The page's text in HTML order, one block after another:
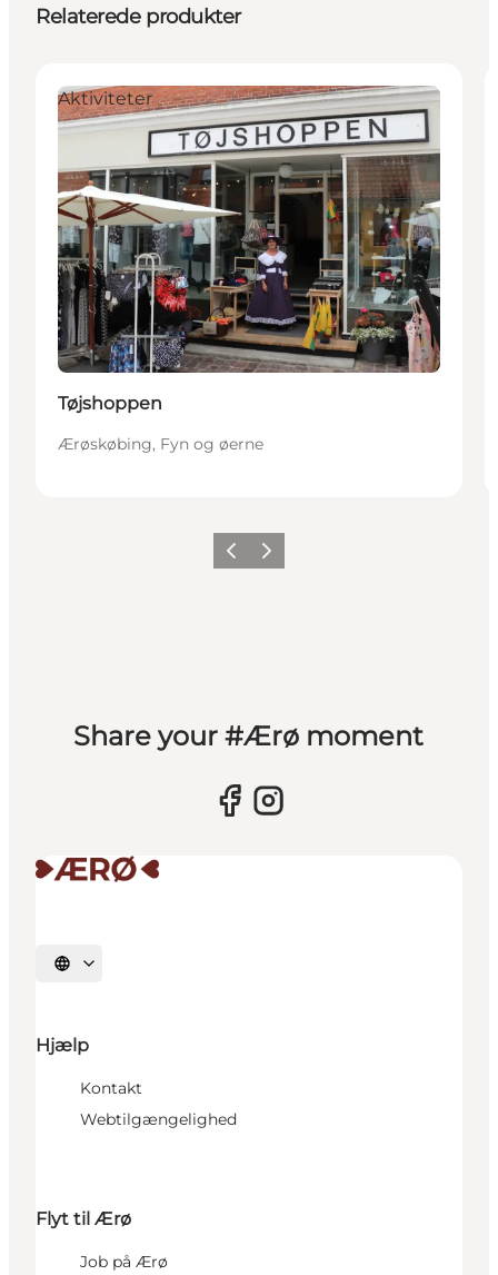
Relaterede produkter
Aktiviteter
Tøjshoppen
Ærøskøbing, Fyn og øerne
ForrigeNæste
Share your #Ærø moment
Vælg sprog
Hjælp
Kontakt
Webtilgængelighed
Flyt til Ærø
Job på Ærø